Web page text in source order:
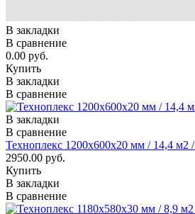
В закладки
В сравнение
0.00 руб.
Купить
В закладки
В сравнение
В закладки
В сравнение
Техноплекс 1200х600х20 мм / 14,4 м2
2950.00 руб.
Купить
В закладки
В сравнение